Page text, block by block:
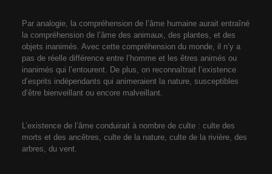
Par analogie, la compréhension de l’âme humaine aurait entraîné
la compréhension de l’âme des animaux, des plantes, et des
objets inanimés. Avec cette compréhension du monde, il n’y a
pas de réelle différence entre l’homme et les êtres animés ou
inanimés qui l’entourent. De plus, on reconnaîtrait l’existence
d’esprits indépendants qui animeraient la nature, susceptibles
d’être bienveillant ou encore malveillant.
L’existence de l’âme conduirait à nombre de culte : culte des
morts et des ancêtres, culte de la nature, culte de la rivière, des
arbres, du vent.